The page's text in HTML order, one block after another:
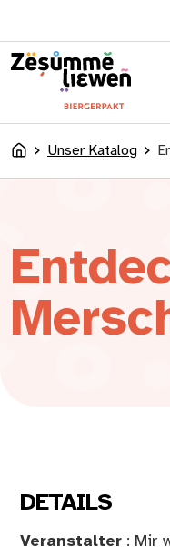
AccueilUnser Katalog
DETAILS
Veranstalter : Mir